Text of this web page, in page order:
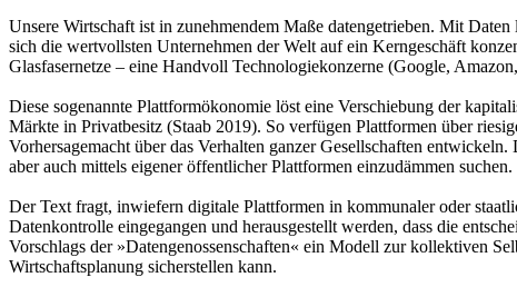
Unsere Wirtschaft ist in zunehmendem Maße datengetrieben. Mit
sich die wertvollsten Unternehmen der Welt auf ein Kerngeschäft
Glasfasernetze – eine Handvoll Technologiekonzerne (Google,
Diese sogenannte Plattformökonomie löst eine Verschiebung der
Märkte in Privatbesitz (Staab 2019). So verfügen Plattformen über
Vorhersagemacht über das Verhalten ganzer Gesellschaften
aber auch mittels eigener öffentlicher Plattformen einzudämmen suchen.
Der Text fragt, inwiefern digitale Plattformen in kommunaler oder
Datenkontrolle eingegangen und herausgestellt werden, dass die
Vorschlags der »Datengenossenschaften« ein Modell zur kollektiven
Wirtschaftsplanung sicherstellen kann.